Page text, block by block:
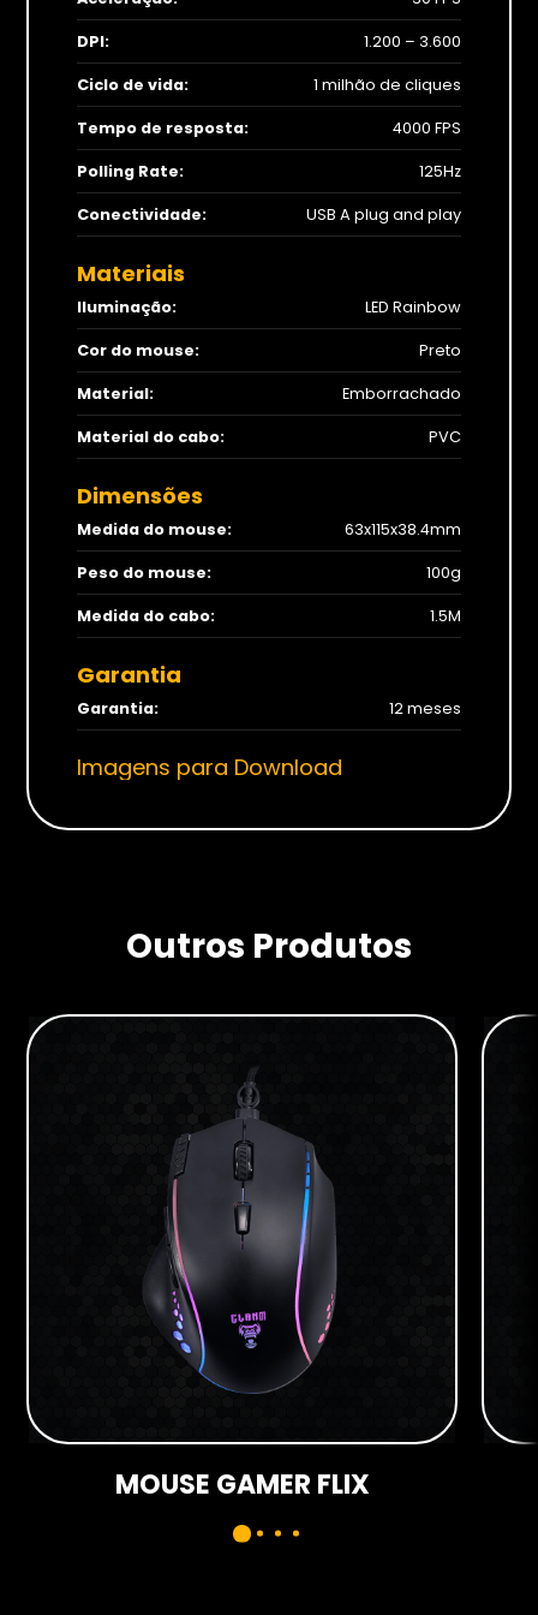
DPI: 1.200 – 3.600
Ciclo de vida: 1 milhão de cliques
Tempo de resposta: 4000 FPS
Polling Rate: 125Hz
Conectividade: USB A plug and play
Materiais
Iluminação: LED Rainbow
Cor do mouse: Preto
Material: Emborrachado
Material do cabo: PVC
Dimensões
Medida do mouse: 63x115x38.4mm
Peso do mouse: 100g
Medida do cabo: 1.5M
Garantia
Garantia: 12 meses
Imagens para Download
Outros Produtos
MOUSE GAMER FLIX